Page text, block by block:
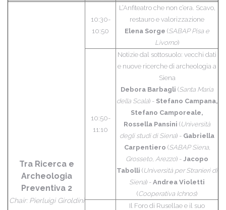
Tra Ricerca e
Archeologia
Preventiva 2
Chair: Pierluigi Giroldini
10:30-
10:50
L’Anfiteatro che non c’era. Scavo,
restauro e valorizzazione
Elena Sorge (SABAP Pisa e
Livorno)
10:50-
11:10
Notizie dal sottosuolo: vecchi dati
e nuove ricerche di archeologia a
Siena
Debora Barbagli (Santa Maria
della Scala) - Stefano Campana,
Stefano Camporeale,
Rossella Pansini (Università
degli studi di Siena) - Gabriella
Carpentiero (SABAP Siena,
Grosseto, Arezzo) - Jacopo
Tabolli (Università per Stranieri di
Siena) - Andrea Violetti
(Cooperativa Ichnos)
Il Foro di Rusellae e il suo